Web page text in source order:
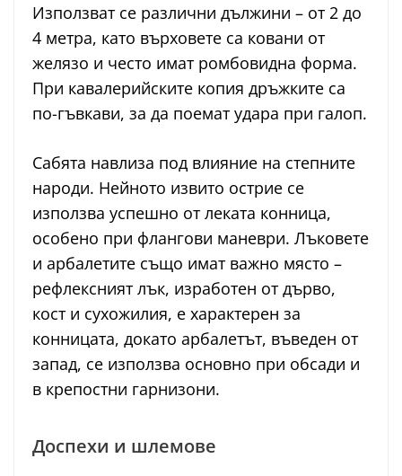
Използват се различни дължини – от 2 до
4 метра, като върховете са ковани от
желязо и често имат ромбовидна форма.
При кавалерийските копия дръжките са
по-гъвкави, за да поемат удара при галоп.
Сабята навлиза под влияние на степните
народи. Нейното извито острие се
използва успешно от леката конница,
особено при флангови маневри. Лъковете
и арбалетите също имат важно място –
рефлексният лък, изработен от дърво,
кост и сухожилия, е характерен за
конницата, докато арбалетът, въведен от
запад, се използва основно при обсади и
в крепостни гарнизони.
Доспехи и шлемове